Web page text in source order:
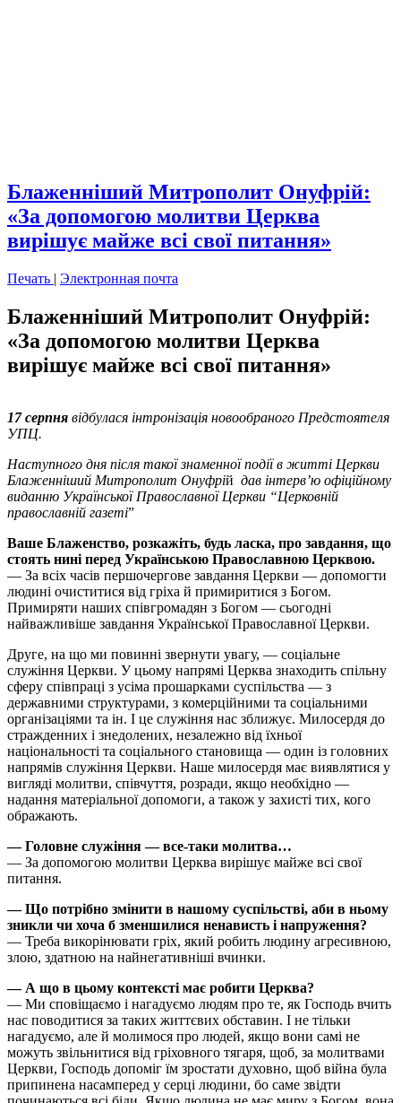
Блаженніший Митрополит Онуфрій:
«За допомогою молитви Церква
вирішує майже всі свої питання»
Печать | Электронная почта
Блаженніший Митрополит Онуфрій:
«За допомогою молитви Церква
вирішує майже всі свої питання»
17 серпня відбулася інтронізація новообраного Предстоятеля
УПЦ.
Наступного дня після такої знаменної події в житті Церкви
Блаженніший Митрополит Онуфрій дав інтерв’ю офіційному
виданню Української Православної Церкви “Церковній
православній газеті”
Ваше Блаженство, розкажіть, будь ласка, про завдання, що
стоять нині перед Українською Православною Церквою.
— За всіх часів першочергове завдання Церкви — допомогти
людині очиститися від гріха й примиритися з Богом.
Примиряти наших співгромадян з Богом — сьогодні
найважливіше завдання Української Православної Церкви.
Друге, на що ми повинні звернути увагу, — соціальне
служіння Церкви. У цьому напрямі Церква знаходить спільну
сферу співпраці з усіма прошарками суспільства — з
державними структурами, з комерційними та соціальними
організаціями та ін. І це служіння нас зближує. Милосердя до
стражденних і знедолених, незалежно від їхньої
національності та соціального становища — один із головних
напрямів служіння Церкви. Наше милосердя має виявлятися у
вигляді молитви, співчуття, розради, якщо необхідно —
надання матеріальної допомоги, а також у захисті тих, кого
ображають.
— Головне служіння — все-таки молитва…
— За допомогою молитви Церква вирішує майже всі свої
питання.
— Що потрібно змінити в нашому суспільстві, аби в ньому
зникли чи хоча б зменшилися ненависть і напруження?
— Треба викорінювати гріх, який робить людину агресивною,
злою, здатною на найнегативніші вчинки.
— А що в цьому контексті має робити Церква?
— Ми сповіщаємо і нагадуємо людям про те, як Господь вчить
нас поводитися за таких життєвих обставин. І не тільки
нагадуємо, але й молимося про людей, якщо вони самі не
можуть звільнитися від гріховного тягаря, щоб, за молитвами
Церкви, Господь допоміг їм зростати духовно, щоб війна була
припинена насамперед у серці людини, бо саме звідти